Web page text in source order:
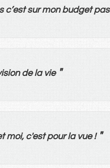
c’est sur mon budget pas
de la vie "
moi, c'est pour la vue! "